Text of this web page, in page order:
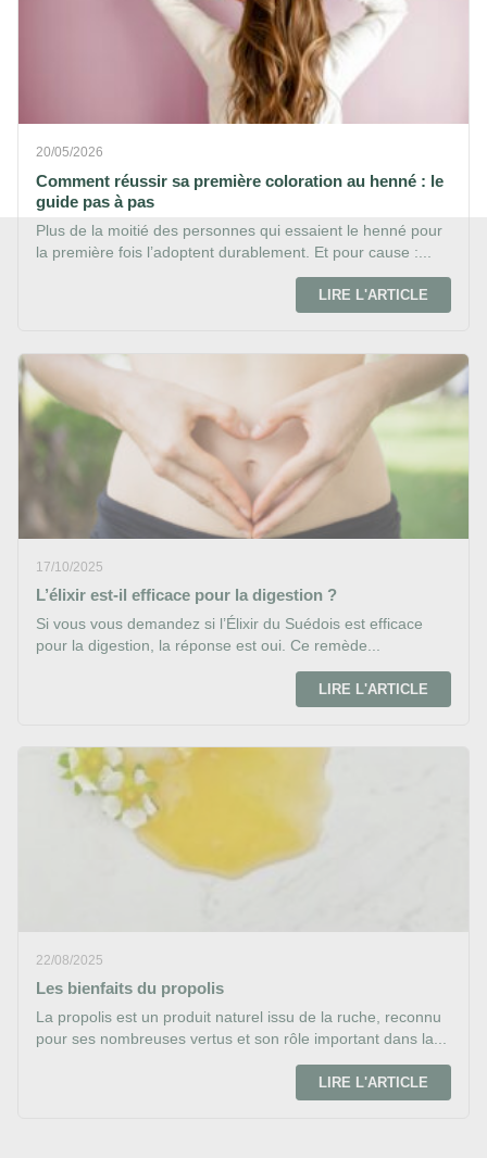
20/05/2026
Comment réussir sa première coloration au henné : le
guide pas à pas
Plus de la moitié des personnes qui essaient le henné pour
la première fois l’adoptent durablement. Et pour cause :...
LIRE L'ARTICLE
17/10/2025
L’élixir est-il efficace pour la digestion ?
Si vous vous demandez si l’Élixir du Suédois est efficace
pour la digestion, la réponse est oui. Ce remède...
LIRE L'ARTICLE
22/08/2025
Les bienfaits du propolis
La propolis est un produit naturel issu de la ruche, reconnu
pour ses nombreuses vertus et son rôle important dans la...
LIRE L'ARTICLE